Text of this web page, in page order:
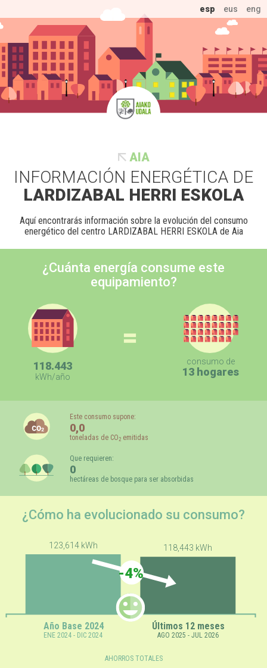
esp eus eng
AIA
INFORMACIÓN ENERGÉTICA DE
LARDIZABAL HERRI ESKOLA
Aquí encontrarás información sobre la evolución del consumo
energético del centro LARDIZABAL HERRI ESKOLA de Aia
¿Cuánta energía consume este
equipamiento?
118.443
kWh/año
consumo de
13 hogares
Este consumo supone:
0,0
toneladas de CO2emitidas
Que requieren:
0
hectáreas de bosque para ser absorbidas
¿Cómo ha evolucionado su consumo?
Año Base 2024 Últimos 12 meses
ENE 2024 - DIC 2024 AGO 2025 - JUL 2026
123,614 kWh 118,443 kWh
-4%
AHORROS TOTALES